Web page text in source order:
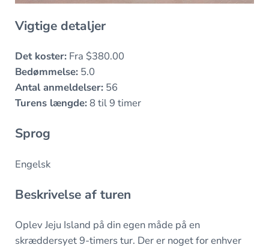
Vigtige detaljer
Det koster:Fra $380.00
Bedømmelse:5.0
Antal anmeldelser:56
Turens længde:8 til 9 timer
Sprog
Engelsk
Beskrivelse af turen
Oplev Jeju Island på din egen måde på en
skræddersyet 9-timers tur. Der er noget for enhver